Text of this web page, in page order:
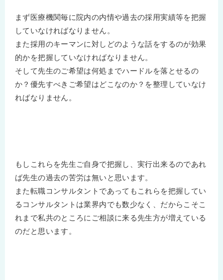
まず医療機関毎に院内の内情や過去の採用実績等を把握
していなければなりません。
また採用のキーマンに対しどのような話をするのが効果
的かを把握していなければなりません。
そして先生のご希望は何処までハードルを落とせるの
か？優先すべきご希望はどこなのか？を整理していなけ
ればなりません。
もしこれらを先生ご自身で把握し、実行出来るのであれ
ば先生の過去の苦労は無いと思います。
また転職コンサルタントであってもこれらを把握してい
るコンサルタントは業界内でも数少なく、だからこそこ
れまで私共のところにご相談に来る先生方が増えている
のだと思います。